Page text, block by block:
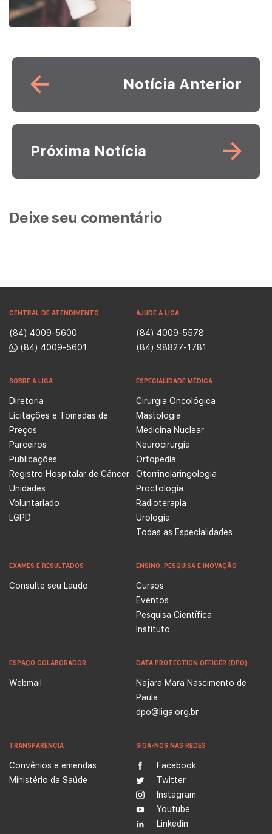
Leia mais
Notícia Anterior
Leia mais
Próxima Notícia
Deixe seu comentário
CENTRAL DE ATENDIMENTO
(84) 4009-5600
(84) 4009-5601
AJUDE A LIGA
(84) 4009-5578
(84) 98827-1781
SOBRE A LIGA
Diretoria
Licitações e Tomadas de
Preços
Parceiros
Publicações
Registro Hospitalar de Câncer
Unidades
Voluntariado
LGPD
ESPECIALIDADE MÉDICA
Cirurgia Oncológica
Mastologia
Medicina Nuclear
Neurocirurgia
Ortopedia
Otorrinolaringologia
Proctologia
Radioterapia
Urologia
Todas as Especialidades
EXAMES E RESULTADOS
Consulte seu Laudo
ENSINO, PESQUISA E INOVAÇÃO
Cursos
Eventos
Pesquisa Científica
Instituto
ESPAÇO COLABORADOR
Webmail
DATA PROTECTION OFFICER (DPO)
Najara Mara Nascimento de
Paula
dpo@liga.org.br
TRANSPARÊNCIA
Convênios e emendas
Ministério da Saúde
SIGA-NOS NAS REDES
Facebook
Twitter
Instagram
Youtube
Linkedin